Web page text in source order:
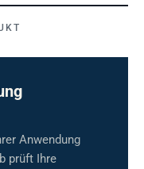
Anwendung
prüft Ihre